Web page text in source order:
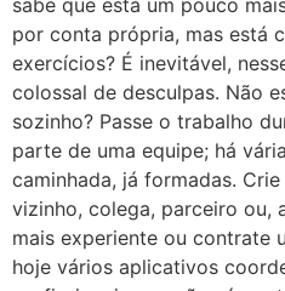
por conta própria, mas está
exercícios? É inevitável,
colossal de desculpas. Não
sozinho? Passe o trabalho
parte de uma equipe; há
caminhada, já formadas.
vizinho, colega, parceiro ou,
mais experiente ou contrate
hoje vários aplicativos